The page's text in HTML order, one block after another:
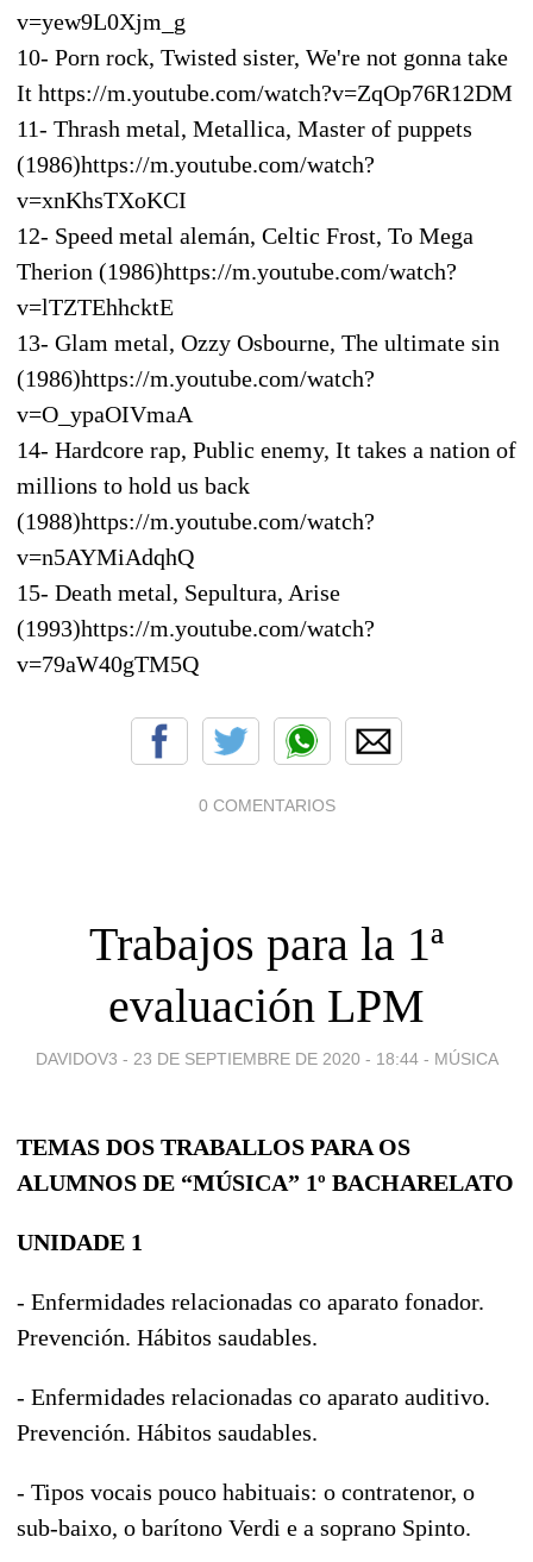
v=yew9L0Xjm_g
10- Porn rock, Twisted sister, We're not gonna take
It https://m.youtube.com/watch?v=ZqOp76R12DM
11- Thrash metal, Metallica, Master of puppets
(1986)https://m.youtube.com/watch?
v=xnKhsTXoKCI
12- Speed metal alemán, Celtic Frost, To Mega
Therion (1986)https://m.youtube.com/watch?
v=lTZTEhhcktE
13- Glam metal, Ozzy Osbourne, The ultimate sin
(1986)https://m.youtube.com/watch?
v=O_ypaOIVmaA
14- Hardcore rap, Public enemy, It takes a nation of
millions to hold us back
(1988)https://m.youtube.com/watch?
v=n5AYMiAdqhQ
15- Death metal, Sepultura, Arise
(1993)https://m.youtube.com/watch?
v=79aW40gTM5Q
0 COMENTARIOS
Trabajos para la 1ª
evaluación LPM
DAVIDOV3 - 23 DE SEPTIEMBRE DE 2020 - 18:44 - MÚSICA
TEMAS DOS TRABALLOS PARA OS
ALUMNOS DE “MÚSICA” 1º BACHARELATO
UNIDADE 1
- Enfermidades relacionadas co aparato fonador.
Prevención. Hábitos saudables.
- Enfermidades relacionadas co aparato auditivo.
Prevención. Hábitos saudables.
- Tipos vocais pouco habituais: o contratenor, o
sub-baixo, o barítono Verdi e a soprano Spinto.